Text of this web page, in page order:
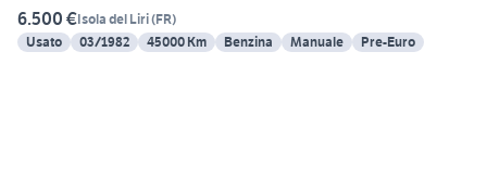
6.500 €Isola del Liri(FR)
Usato
03/1982 45000 Km Benzina Manuale Pre-Euro